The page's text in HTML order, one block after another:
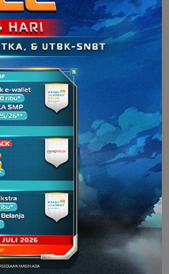
lebar, ya.Nahdaun
yang sudah layu.”
anak